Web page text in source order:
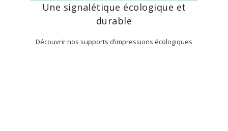
Une signalétique écologique et
durable
Découvrir nos supports d’impressions écologiques